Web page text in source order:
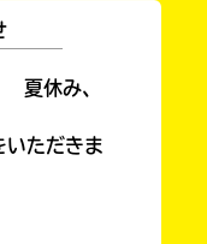
夏休み、
いただきま